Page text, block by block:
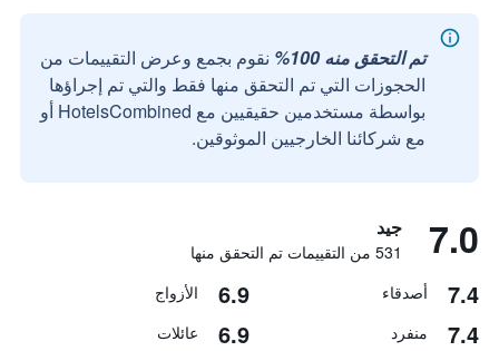
تم التحقق منه 100%
نقوم بجمع وعرض التقييمات من
الحجوزات التي تم التحقق منها فقط والتي تم إجراؤها
بواسطة مستخدمين حقيقيين مع HotelsCombined أو
مع شركائنا الخارجيين الموثوقين.
7.0 جيد
531 من التقييمات تم التحقق منها
7.4 أصدقاء 6.9 الأزواج
7.4 منفرد 6.9 عائلات